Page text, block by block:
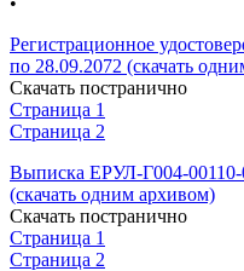
Регистрационное
по 28.09.2072 (скачать
Скачать постранично
Страница 1
Страница 2
Выписка ЕРУЛ-Г004-00110-
(скачать одним архивом)
Скачать постранично
Страница 1
Страница 2